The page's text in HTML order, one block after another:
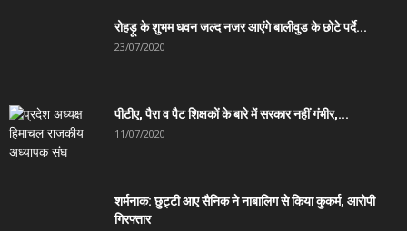
रोहड़ू के शुभम धवन जल्द नजर आएंगे बालीवुड के छोटे पर्दे...
23/07/2020
पीटीए, पैरा व पैट शिक्षकों के बारे में सरकार नहीं गंभीर,...
11/07/2020
शर्मनाक: छुट्टी आए सैनिक ने नाबालिग से किया कुकर्म, आरोपी
गिरफ्तार